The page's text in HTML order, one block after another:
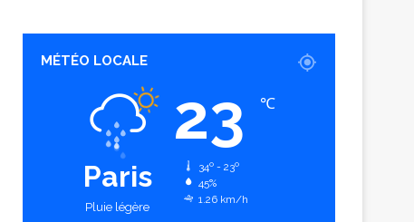
MÉTÉO LOCALE
Paris
Pluie légère
23 ℃
34º - 23º
45%
1.26 km/h